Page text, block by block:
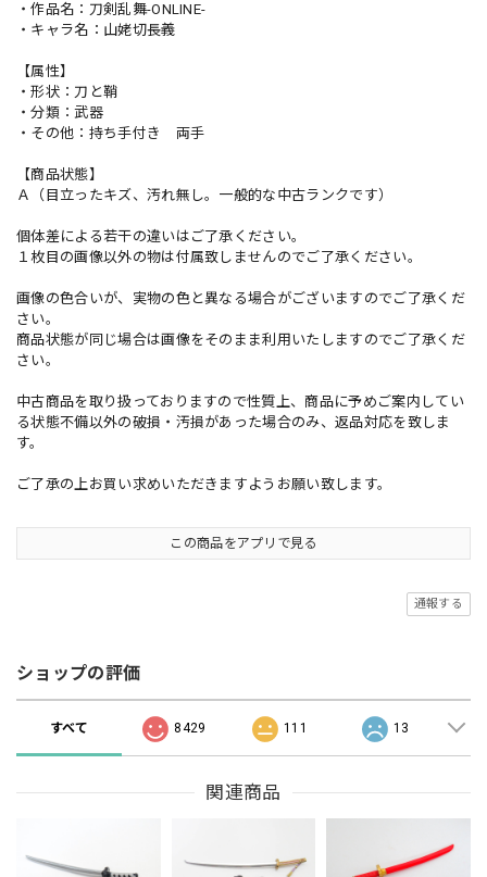
・作品名：刀剣乱舞-ONLINE-
・キャラ名：山姥切長義
【属性】
・形状：刀と鞘
・分類：武器
・その他：持ち手付き 両手
【商品状態】
Ａ（目立ったキズ、汚れ無し。一般的な中古ランクです）
個体差による若干の違いはご了承ください。
１枚目の画像以外の物は付属致しませんのでご了承ください。
画像の色合いが、実物の色と異なる場合がございますのでご了承くだ
さい。
商品状態が同じ場合は画像をそのまま利用いたしますのでご了承くだ
さい。
中古商品を取り扱っておりますので性質上、商品に予めご案内してい
る状態不備以外の破損・汚損があった場合のみ、返品対応を致しま
す。
ご了承の上お買い求めいただきますようお願い致します。
この商品をアプリで見る
通報する
ショップの評価
すべて 8429 111 13
関連商品